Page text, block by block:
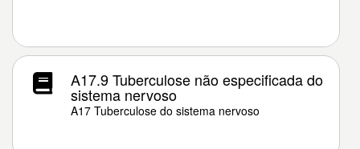
A17.9 Tuberculose não especificada do
sistema nervoso
A17 Tuberculose do sistema nervoso